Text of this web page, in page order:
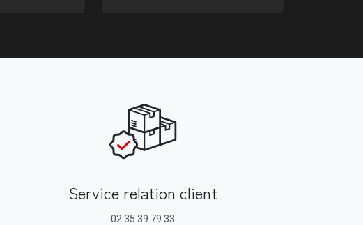
Service relation client
02 35 39 79 33